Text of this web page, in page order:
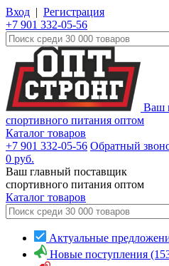
Вход | Регистрация
+7 901 332-05-56
Ваш
спортивного питания оптом
Каталог товаров
+7 901 332-05-56 Обратный
0 руб.
Ваш главный поставщик
спортивного питания оптом
Каталог товаров
Актуальные
Новые поступления